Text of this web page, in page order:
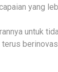
yang
untuk